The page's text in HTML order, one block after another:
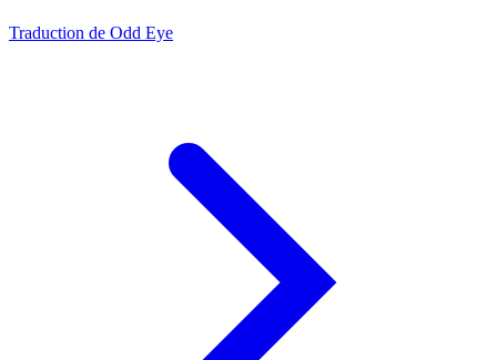
Traduction de Odd Eye